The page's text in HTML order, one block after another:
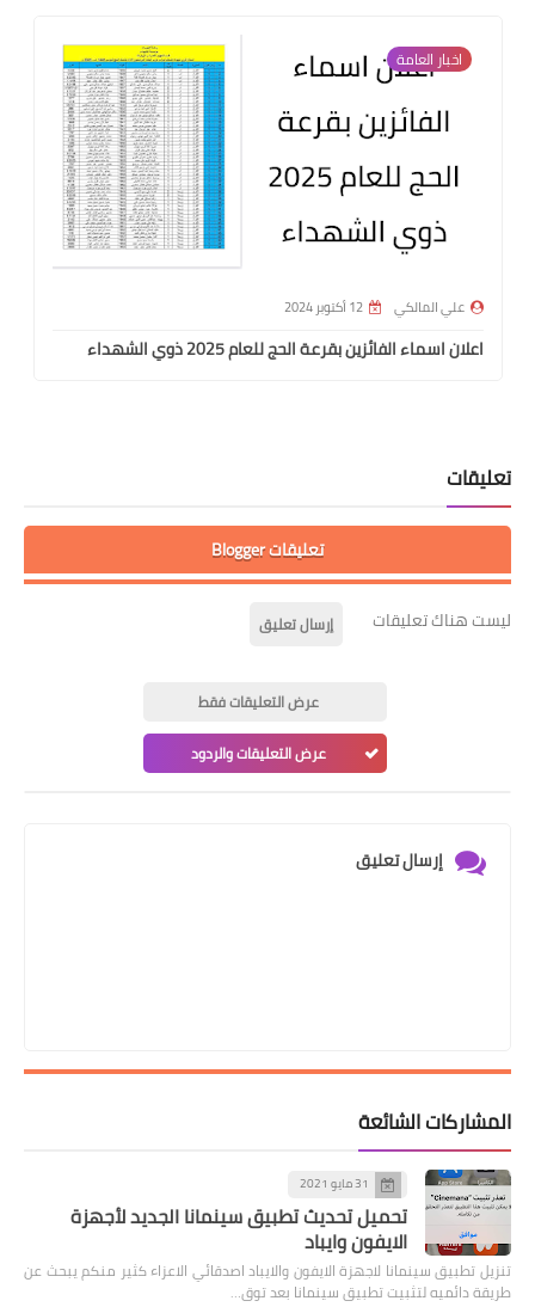
اخبار العامة
علي المالكي 12 أكتوبر 2024
اعلان اسماء الفائزين بقرعة الحج للعام 2025 ذوي الشهداء
تعليقات
تعليقات Blogger
ليست هناك تعليقات إرسال تعليق
عرض التعليقات فقط
عرض التعليقات والردود
إرسال تعليق
المشاركات الشائعة
31 مايو 2021
تحميل تحديث تطبيق سينمانا الجديد لأجهزة
الايفون وايباد
تنزيل تطبيق سينمانا لاجهزة الايفون والايباد اصدقائي الاعزاء كثير منكم يبحث عن
طريقة دائميه لتثبيت تطبيق سينمانا بعد توق…